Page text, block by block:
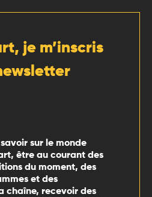
je m’inscris
sur le monde
être au courant des
du moment, des
et des
chaîne, recevoir des